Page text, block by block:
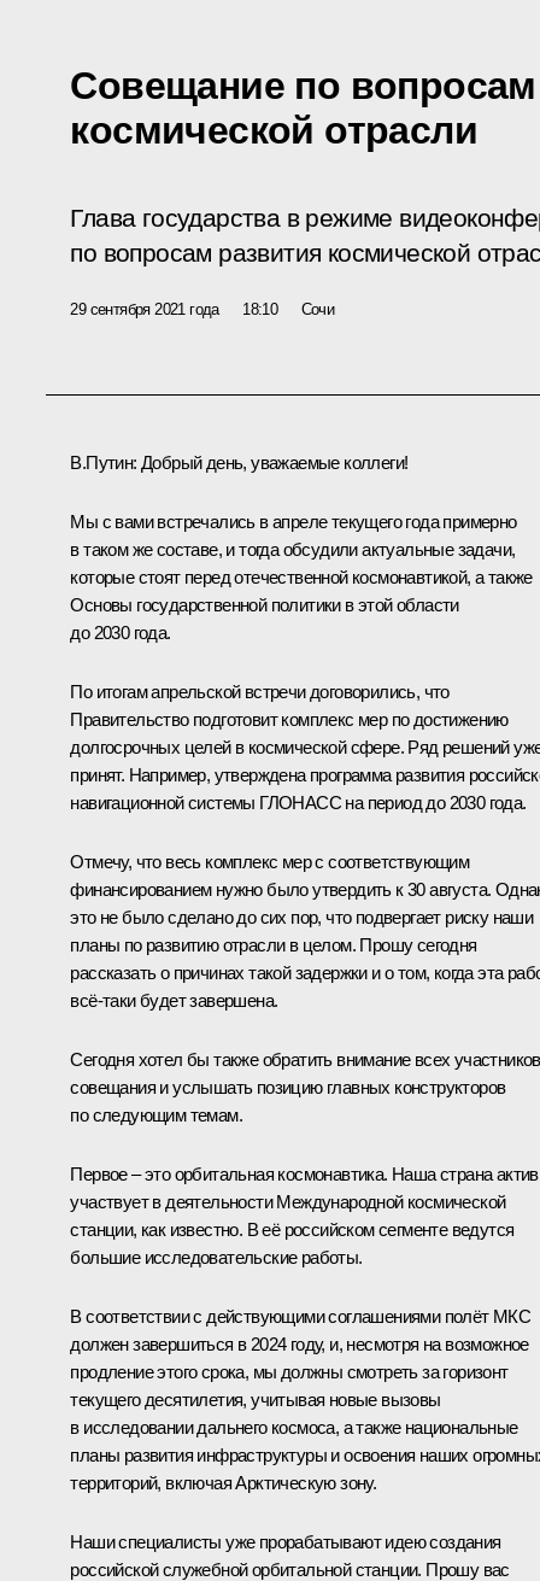
Совещание по вопросам
космической отрасли
Глава государства в режиме
по вопросам развития космической
29 сентября 2021 года 18:10 Сочи
В.Путин: Добрый день, уважаемые коллеги!
Мы с вами встречались в апреле текущего года примерно
в таком же составе, и тогда обсудили актуальные задачи,
которые стоят перед отечественной космонавтикой, а также
Основы государственной политики в этой области
до 2030 года.
По итогам апрельской встречи договорились, что
Правительство подготовит комплекс мер по достижению
долгосрочных целей в космической сфере. Ряд решений
принят. Например, утверждена программа развития
навигационной системы ГЛОНАСС на период до 2030 года.
Отмечу, что весь комплекс мер с соответствующим
финансированием нужно было утвердить к 30 августа.
это не было сделано до сих пор, что подвергает риску наши
планы по развитию отрасли в целом. Прошу сегодня
рассказать о причинах такой задержки и о том, когда эта
всё-таки будет завершена.
Сегодня хотел бы также обратить внимание всех участников
совещания и услышать позицию главных конструкторов
по следующим темам.
Первое – это орбитальная космонавтика. Наша страна
участвует в деятельности Международной космической
станции, как известно. В её российском сегменте ведутся
большие исследовательские работы.
В соответствии с действующими соглашениями полёт МКС
должен завершиться в 2024 году, и, несмотря на возможное
продление этого срока, мы должны смотреть за горизонт
текущего десятилетия, учитывая новые вызовы
в исследовании дальнего космоса, а также национальные
планы развития инфраструктуры и освоения наших
территорий, включая Арктическую зону.
Наши специалисты уже прорабатывают идею создания
российской служебной орбитальной станции. Прошу вас